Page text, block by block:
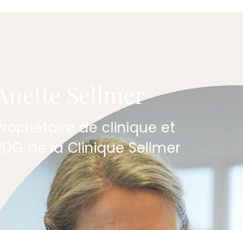
Anette Sellmer
Propriétaire de clinique et
PDG de la Clinique Sellmer